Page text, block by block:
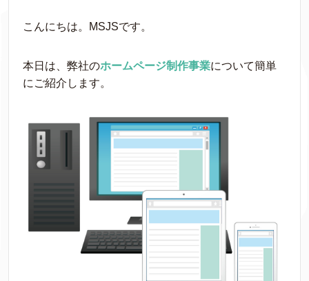
こんにちは。MSJSです。
本日は、弊社のホームページ制作事業について簡単
にご紹介します。